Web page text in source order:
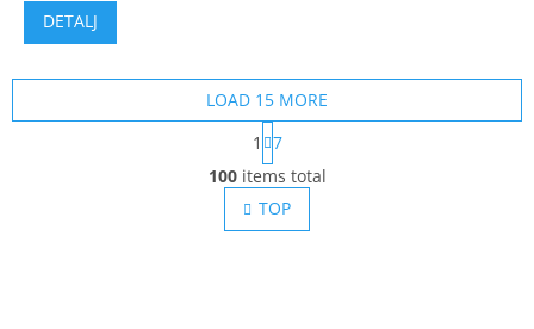
L
i
s
t
LOAD 15 MORE
P
a
g
i
n
a
1
7
100items total
TOP